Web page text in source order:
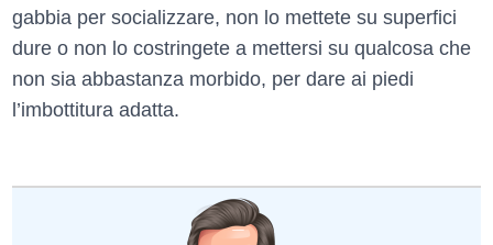
gabbia per socializzare, non lo mettete su superfici
dure o non lo costringete a mettersi su qualcosa che
non sia abbastanza morbido, per dare ai piedi
l’imbottitura adatta.